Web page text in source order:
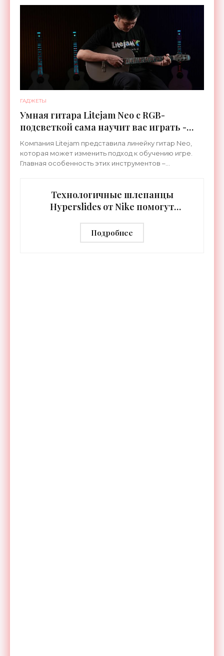
ГАДЖЕТЫ
Умная гитара Litejam Neo с RGB-
подсветкой сама научит вас играть -
«Гаджеты»
Компания Litejam представила линейку гитар Neo,
которая может изменить подход к обучению игре.
Главная особенность этих инструментов –
Технологичные шлепанцы
Hyperslides от Nike помогут
тренировки - «Гаджеты»
Подробнее